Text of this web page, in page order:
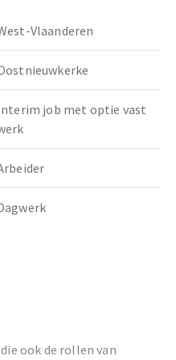
Vlaanderen
job met optie vast
ook de rollen van